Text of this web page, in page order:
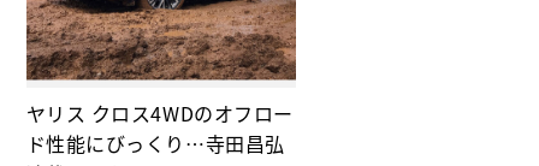
ヤリス クロス4WDのオフロー
ド性能にびっくり…寺田昌弘